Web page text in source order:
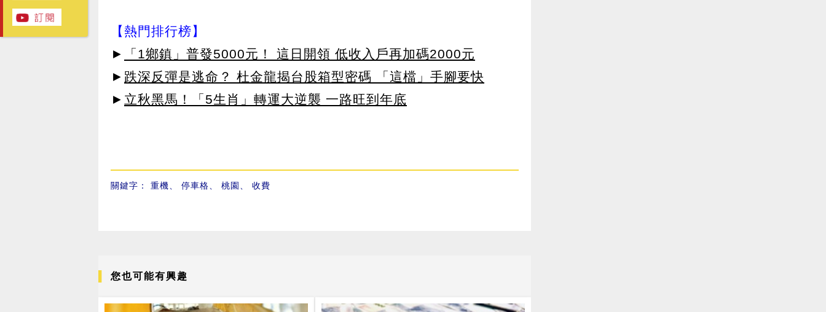
【熱門排行榜】
►
「1鄉鎮」普發5000元！ 這日開領 低收入戶再加碼2000元
► 跌深反彈是逃命？ 杜金龍揭台股箱型密碼 「這檔」手腳要快
► 立秋黑馬！「5生肖」轉運大逆襲 一路旺到年底
關鍵字： 重機、 停車格、 桃園 、 收費
您也可能有興趣